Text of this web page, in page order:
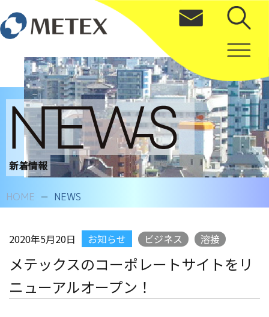
新着情報
HOME NEWS
2020年5月20日 お知らせ ビジネス 溶接
メテックスのコーポレートサイトをリ
ニューアルオープン！